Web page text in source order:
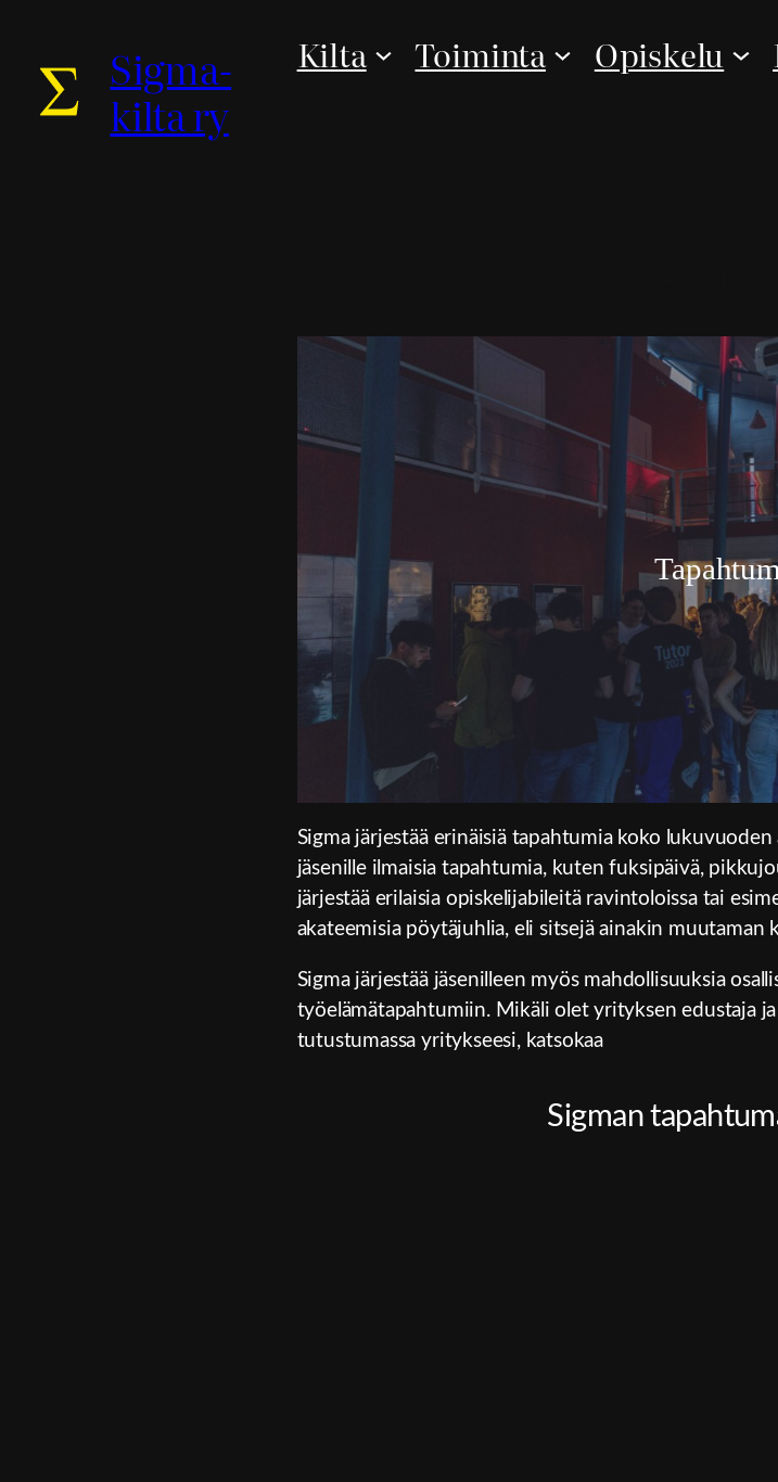
Sigma-
kilta ry
Kilta Toiminta Opiskelu
Sigma järjestää erinäisiä tapahtumia koko
jäsenille ilmaisia tapahtumia, kuten fuksipäivä,
järjestää erilaisia opiskelijabileitä ravintoloissa tai
akateemisia pöytäjuhlia, eli sitsejä ainakin muutaman
Sigma järjestää jäsenilleen myös mahdollisuuksia
työelämätapahtumiin. Mikäli olet yrityksen edustaja
tutustumassa yritykseesi, katsokaa
Sigman